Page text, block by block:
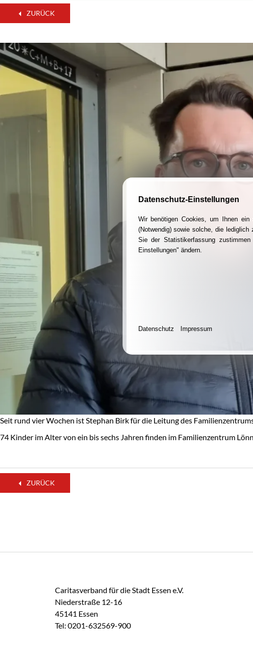
ZURÜCK
Seit rund vier Wochen ist Stephan Birk für die Leitung des
74 Kinder im Alter von ein bis sechs Jahren finden im Familienzentrum
ZURÜCK
Caritasverband für die Stadt Essen e.V.
Niederstraße 12-16
45141 Essen
Tel: 0201-632569-900
Datenschutz-Einstellungen
Wir benötigen Cookies, um Ihnen
(Notwendig) sowie solche, die
Sie der Statistikerfassung
Einstellungen" ändern.
Datenschutz Impressum